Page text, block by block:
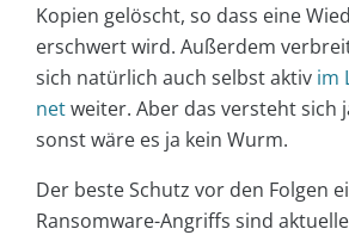
Kopien gelöscht, so dass eine
erschwert wird. Außerdem
sich natürlich auch selbst aktiv im
netweiter. Aber das versteht sich
sonst wäre es ja kein Wurm.
Der beste Schutz vor den Folgen
Ransomware-Angriffs sind